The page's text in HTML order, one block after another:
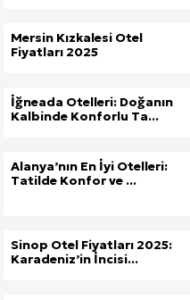
Mersin Kızkalesi Otel
Fiyatları 2025
İğneada Otelleri: Doğanın
Kalbinde Konforlu Ta...
Alanya’nın En İyi Otelleri:
Tatilde Konfor ve ...
Sinop Otel Fiyatları 2025:
Karadeniz’in İncisi...